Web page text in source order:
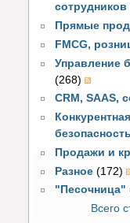
сотрудников
Прямые
FMCG,
Управление
(268)
CRM, SAAS,
безопасность
Продажи и
Разное (172)
"Песочница"
Всего